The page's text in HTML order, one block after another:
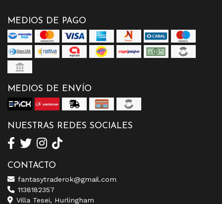
MEDIOS DE PAGO
MEDIOS DE ENVÍO
NUESTRAS REDES SOCIALES
CONTACTO
fantasytraderok@gmail.com
1138182357
Villa Tesei, Hurlingham